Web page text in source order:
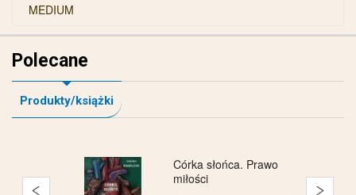
MEDIUM
Polecane
Produkty/książki
Córka słońca. Miejsce
początku